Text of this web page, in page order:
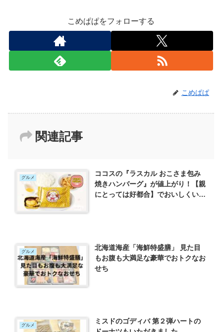
こめぱぱをフォローする
こめぱぱ
関連記事
グルメ
ココスの『ラスカル おこさま包み
焼きハンバーグ』が値上がり！【親
にとっては好都合】でおいしくいた
グルメ
北海道海産「海鮮特盛膳」 見た目
もお腹も大満足な豪華でおトクなお
せち
グルメ
ミスドのゴディバ 第２弾ハートの